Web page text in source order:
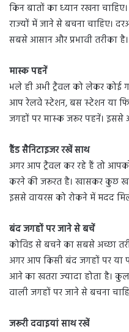
क‍िन बातों का ध्‍यान रखना
राज्‍यों में जाने से बचना चाह‍िए।
सबसे आसान और प्रभावी तरीका
मास्क पहनें
भले ही अभी ट्रैवल को लेकर कोई
आप रेलवे स्‍टेशन, बस स्‍टेशन या
जगहों पर मास्‍क जरूर पहनें। इससे
हैंड सैनिटाइजर रखें साथ
अगर आप ट्रैवल कर रहे हैं तो
करने की जरूरत है। खासकर कुछ
इससे वायरस को रोकने में मदद
बंद जगहों पर जाने से बचें
कोव‍िड से बचने का सबसे अच्‍छा
अगर आप क‍िसी बंद जगहों पर या
आने का खतरा ज्‍यादा होता है।
वाली जगहों पर जाने से बचना
जरूरी दवाइयां साथ रखें